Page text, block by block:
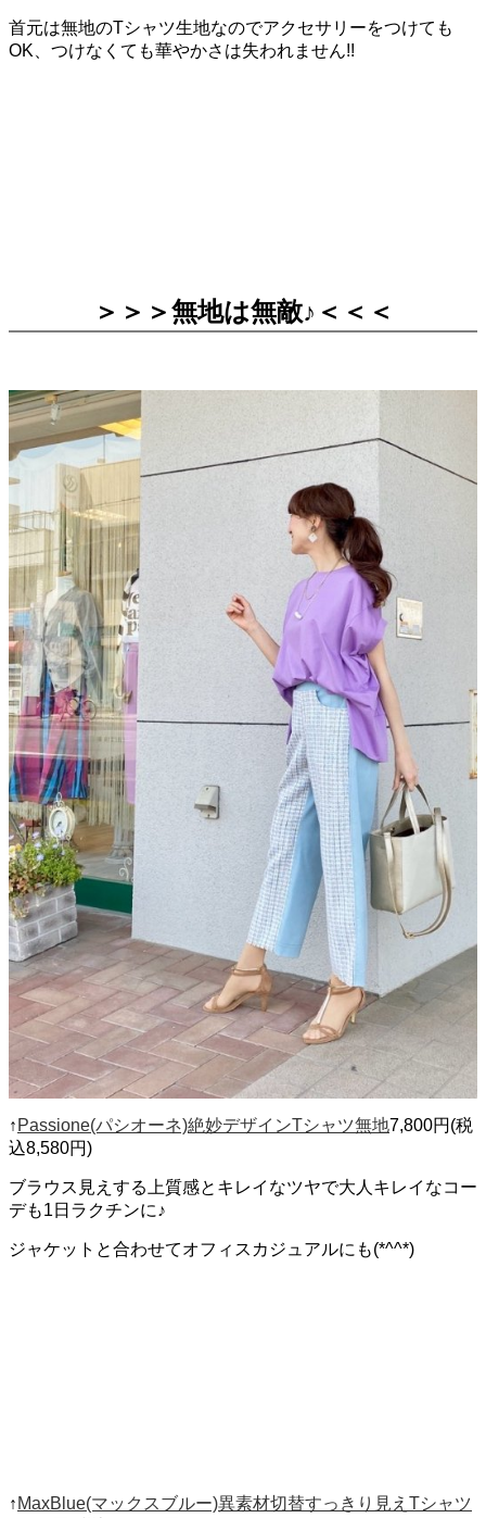
首元は無地のTシャツ生地なのでアクセサリーをつけても
OK、つけなくても華やかさは失われません!!
＞＞＞無地は無敵♪＜＜＜
↑ Passione(パシオーネ)絶妙デザインTシャツ無地7,800円(税
込8,580円)
ブラウス見えする上質感とキレイなツヤで大人キレイなコー
デも1日ラクチンに♪
ジャケットと合わせてオフィスカジュアルにも(*^^*)
↑ MaxBlue(マックスブルー)異素材切替すっきり見えTシャツ